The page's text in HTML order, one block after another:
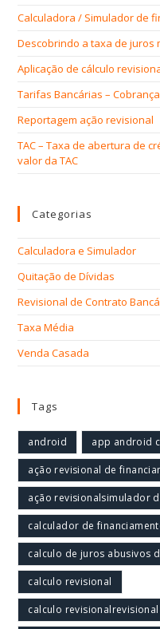
Calculadora / Simulador de
Descobrindo a taxa de juros
Aplicação de cálculo
Tarifas Bancárias –
Reportagem ação revisional
TAC – Taxa de abertura de
valor da TAC
Categorias
Calculadora e Simulador
Quitação de Dívidas
Revisional de Contrato
Taxa Média
Venda Casada
Tags
android app android
ação revisional de
ação revisionalsimulador
calculador de
calculo de juros abusivos
calculo revisional
calculo